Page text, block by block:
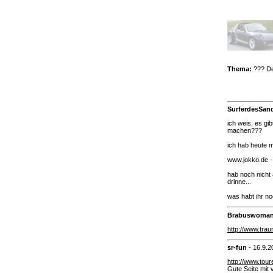
Thema: ???
ich weis, es
machen???
ich hab heute
www.jokko.de
hab noch nicht
drinne...
was habt ihr
Brabuswoman
http://
sr-fun -
http://
Gute Seite mit